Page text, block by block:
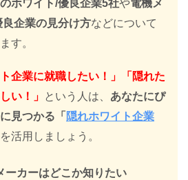
ホワイト/優良企業5社や電機メ
企業の見分け方などについて
す。
ト企業に就職したい！」「隠れた
い！」 という人は、 あなたにぴ
見つかる「 隠れホワイト企業
活用しましょう。
ーカーはどこか知りたい